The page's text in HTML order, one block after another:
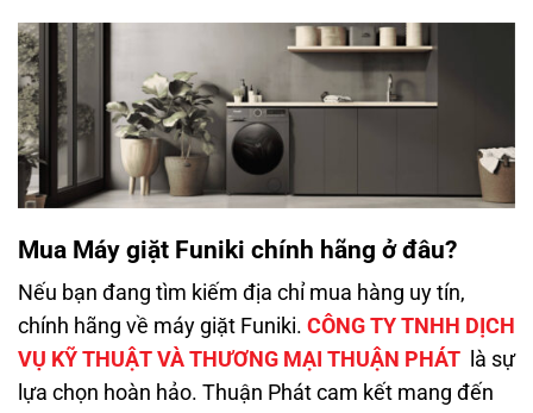
Mua Máy giặt Funiki chính hãng ở đâu?
Nếu bạn đang tìm kiếm địa chỉ mua hàng uy tín,
chính hãng về máy giặt Funiki. CÔNG TY TNHH DỊCH
VỤ KỸ THUẬT VÀ THƯƠNG MẠI THUẬN PHÁT
là sự
lựa chọn hoàn hảo. Thuận Phát cam kết mang đến